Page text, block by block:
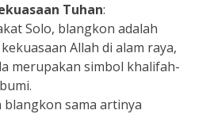
Tuhan:
Solo, blangkon adalah
Allah di alam raya,
merupakan simbol khalifah-
blangkon sama artinya